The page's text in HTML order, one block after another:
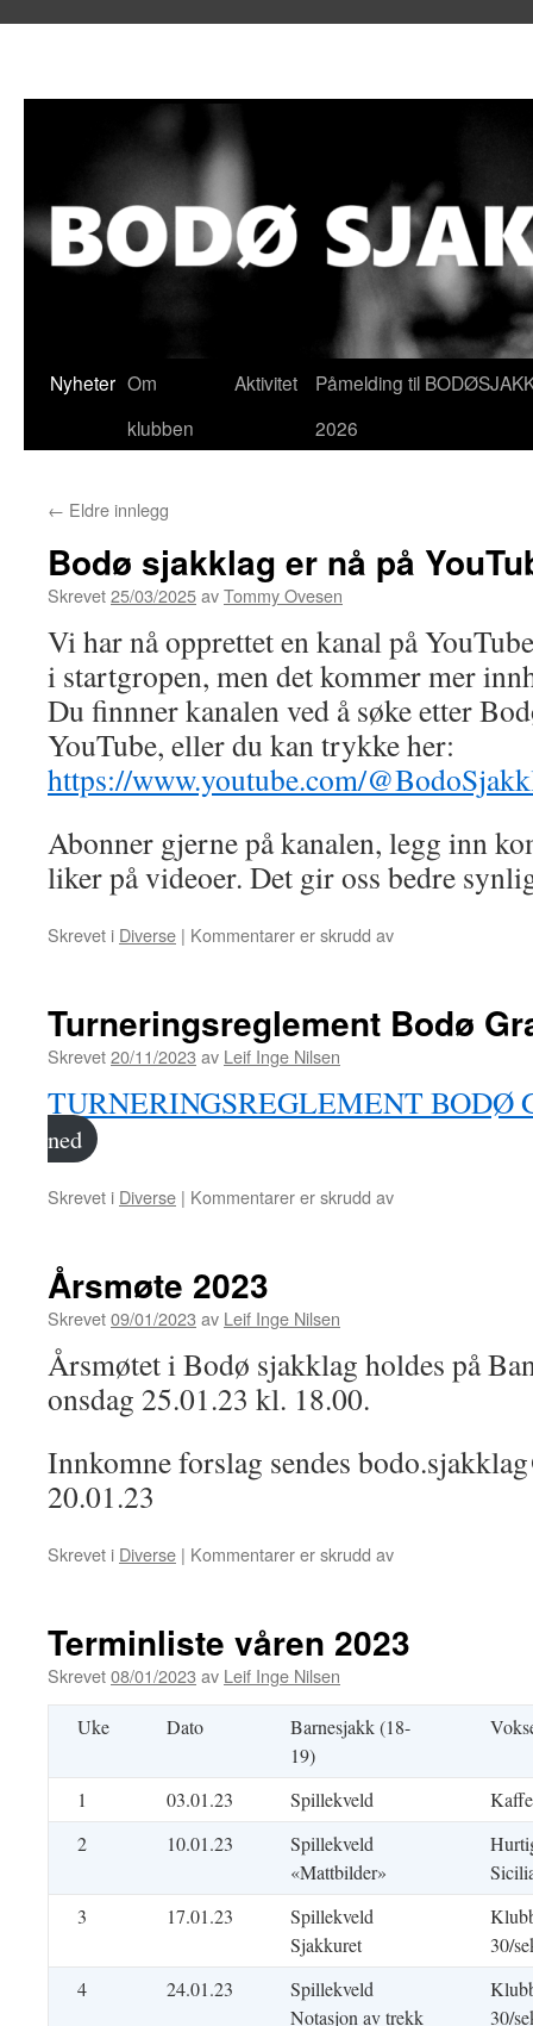
Hopp
Nyheter Om
klubben
Aktivitet
Påmelding til
2026
← Eldre innlegg
Bodø sjakklag er nå på
Skrevet25/03/2025avTommy Ovesen
Vi har nå opprettet en kanal på
i startgropen, men det kommer mer
Du finnner kanalen ved å søke etter
YouTube, eller du kan trykke her:
https://www.youtube.com/
Abonner gjerne på kanalen, legg inn
liker på videoer. Det gir oss bedre
Skrevet i Diverse | Kommentarer er skrudd avfor
nå
Turneringsreglement Bodø
Skrevet20/11/2023 av Leif Inge Nilsen
TURNERINGSREGLEMENT BODØ
ned
Skrevet i Diverse | Kommentarer er skrudd avfor
Årsmøte 2023
Skrevet09/01/2023 av Leif Inge Nilsen
Årsmøtet i Bodø sjakklag holdes på
onsdag 25.01.23 kl. 18.00.
Innkomne forslag sendes
20.01.23
Skrevet i Diverse | Kommentarer er skrudd avfor
Terminliste våren 2023
Skrevet08/01/2023 av Leif Inge Nilsen
Uke Dato
Barnesjakk (18-
19)
1 03.01.23 Spillekveld
2
10.01.23
Spillekveld
«Mattbilder»
3
17.01.23
Spillekveld
Sjakkuret
30/
4
24.01.23
Spillekveld
Notasjon av trekk
30/